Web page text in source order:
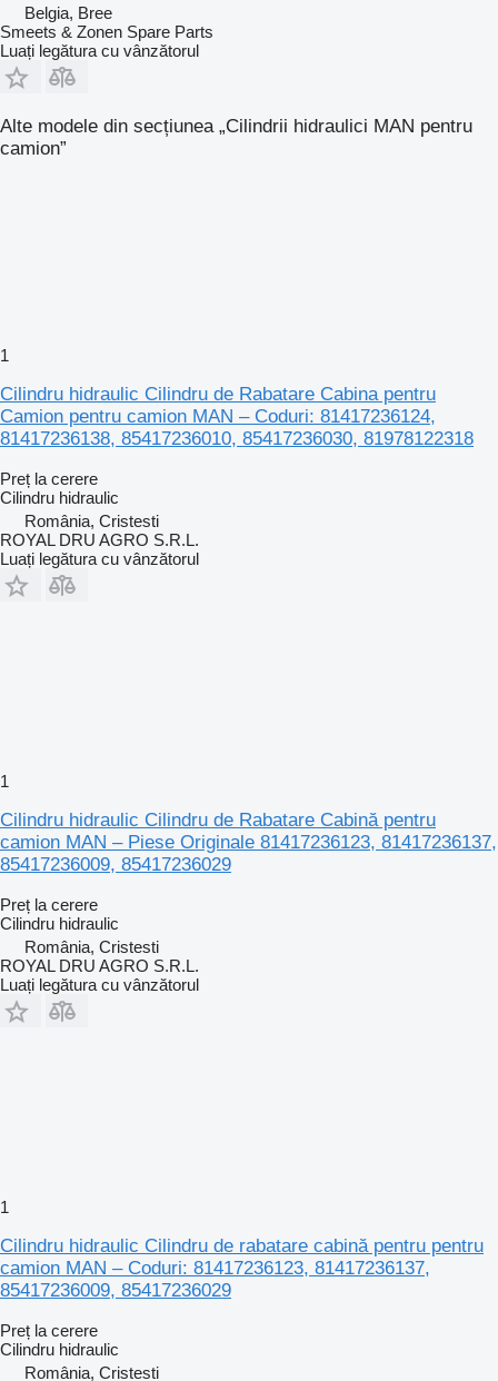
Belgia, Bree
Smeets & Zonen Spare Parts
Luați legătura cu vânzătorul
Alte modele din secțiunea „Cilindrii hidraulici MAN pentru
camion”
1
Cilindru hidraulic Cilindru de Rabatare Cabina pentru
Camion pentru camion MAN – Coduri: 81417236124,
81417236138, 85417236010, 85417236030, 81978122318
Preț la cerere
Cilindru hidraulic
România, Cristesti
ROYAL DRU AGRO S.R.L.
Luați legătura cu vânzătorul
1
Cilindru hidraulic Cilindru de Rabatare Cabină pentru
camion MAN – Piese Originale 81417236123, 81417236137,
85417236009, 85417236029
Preț la cerere
Cilindru hidraulic
România, Cristesti
ROYAL DRU AGRO S.R.L.
Luați legătura cu vânzătorul
1
Cilindru hidraulic Cilindru de rabatare cabină pentru pentru
camion MAN – Coduri: 81417236123, 81417236137,
85417236009, 85417236029
Preț la cerere
Cilindru hidraulic
România, Cristesti